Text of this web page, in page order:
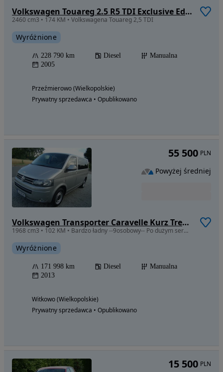
Volkswagen Touareg 2.5 R5 TDI Exclusive Edition
2460 cm3 • 174 KM • Volkswagena Touareg 2,5 TDI
Wyróżnione
228 790 km Diesel
Manualna
2005
Przeźmierowo (Wielkopolskie)
Prywatny sprzedawca • Opublikowano
Volkswagen Transporter Caravelle Kurz Trendline
1968 cm3 • 102 KM • Bardzo ładny --9osobowy-- Po dużym serwisie
Wyróżnione
171 998 km Diesel
Manualna
2013
Witkowo (Wielkopolskie)
Prywatny sprzedawca • Opublikowano
55 500 PLN
Powyżej średniej
15 500 PLN